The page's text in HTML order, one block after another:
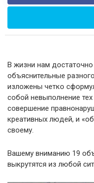
В жизни нам достаточно
объяснительные
изложены четко
собой невыполнение
совершение
креативных людей, и
своему.
Вашему вниманию 19
выкрутятся из любой